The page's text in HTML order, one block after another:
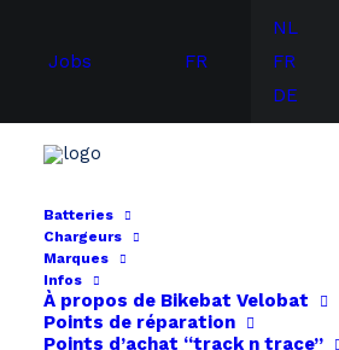
Jobs FR
NL
FR
DE
Batteries
Chargeurs
Marques
Infos
À propos de Bikebat Velobat
Points de réparation
Points d’achat “track n trace”
Accueil Gazelle